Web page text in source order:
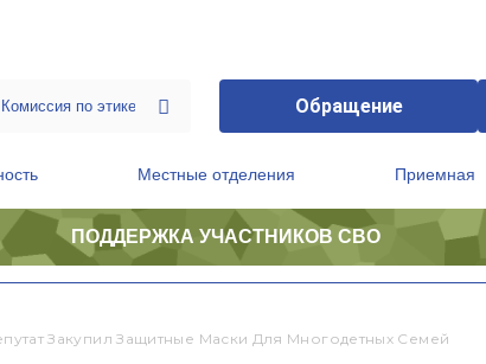
Обращение
Местные отделения Приемная
ПОДДЕРЖКА УЧАСТНИКОВ СВО
Закупил Защитные Маски Для Многодетных Семей